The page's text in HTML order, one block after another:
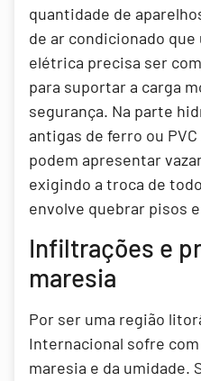
quantidade de
de ar condicionado
elétrica precisa ser
para suportar a carga
segurança. Na parte
antigas de ferro ou
podem apresentar
exigindo a troca de
envolve quebrar pisos
Infiltrações e
maresia
Por ser uma região
Internacional sofre
maresia e da umidade.